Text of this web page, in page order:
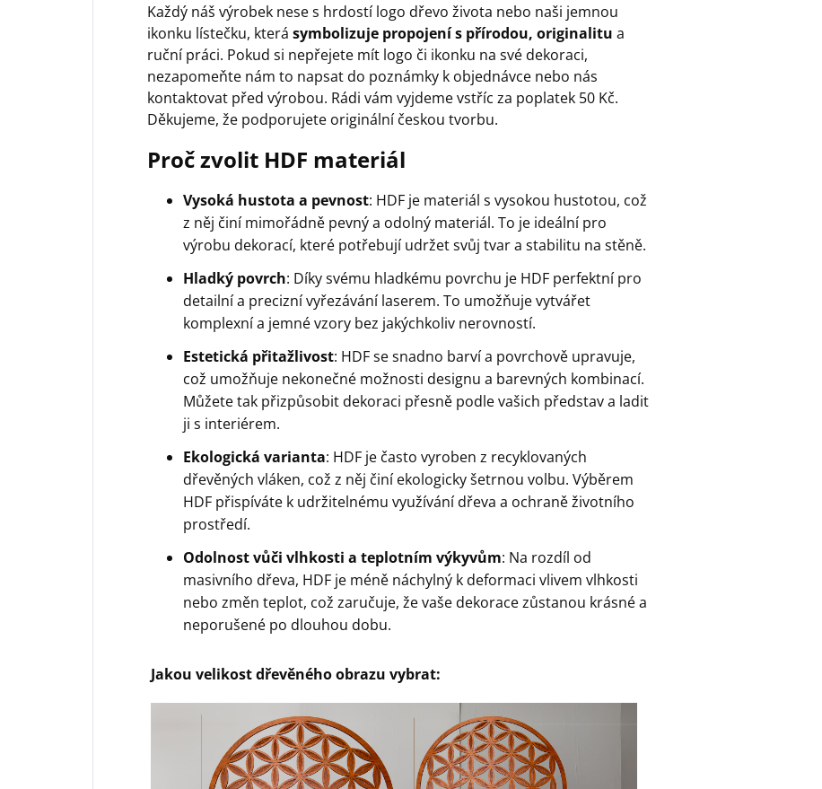
Každý náš výrobek nese s hrdostí logo dřevo života nebo naši jemnou
ikonku lístečku, která symbolizuje propojení s přírodou, originalitu a
ruční práci. Pokud si nepřejete mít logo či ikonku na své dekoraci,
nezapomeňte nám to napsat do poznámky k objednávce nebo nás
kontaktovat před výrobou. Rádi vám vyjdeme vstříc za poplatek 50 Kč.
Děkujeme, že podporujete originální českou tvorbu.
Proč zvolit HDF materiál
Vysoká hustota a pevnost: HDF je materiál s vysokou hustotou, což
z něj činí mimořádně pevný a odolný materiál. To je ideální pro
výrobu dekorací, které potřebují udržet svůj tvar a stabilitu na stěně.
Hladký povrch: Díky svému hladkému povrchu je HDF perfektní pro
detailní a precizní vyřezávání laserem. To umožňuje vytvářet
komplexní a jemné vzory bez jakýchkoliv nerovností.
Estetická přitažlivost: HDF se snadno barví a povrchově upravuje,
což umožňuje nekonečné možnosti designu a barevných kombinací.
Můžete tak přizpůsobit dekoraci přesně podle vašich představ a ladit
ji s interiérem.
Ekologická varianta: HDF je často vyroben z recyklovaných
dřevěných vláken, což z něj činí ekologicky šetrnou volbu. Výběrem
HDF přispíváte k udržitelnému využívání dřeva a ochraně životního
prostředí.
Odolnost vůči vlhkosti a teplotním výkyvům: Na rozdíl od
masivního dřeva, HDF je méně náchylný k deformaci vlivem vlhkosti
nebo změn teplot, což zaručuje, že vaše dekorace zůstanou krásné a
neporušené po dlouhou dobu.
Jakou velikost dřevěného obrazu vybrat: